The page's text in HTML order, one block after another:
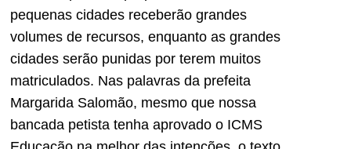
pequenas cidades receberão grandes
volumes de recursos, enquanto as grandes
cidades serão punidas por terem muitos
matriculados. Nas palavras da prefeita
Margarida Salomão, mesmo que nossa
bancada petista tenha aprovado o ICMS